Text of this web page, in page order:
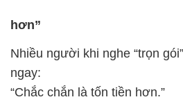
hơn”
Nhiều người khi nghe “trọn
ngay:
“Chắc chắn là tốn tiền hơn.”